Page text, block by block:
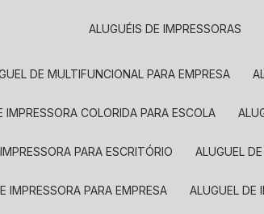
ALUGUÉIS DE IMPRESSORAS
DE MULTIFUNCIONAL PARA EMPRESA
IMPRESSORA COLORIDA PARA ESCOLA
IMPRESSORA PARA ESCRITÓRIO ALUGUEL
IMPRESSORA PARA EMPRESA ALUGUEL